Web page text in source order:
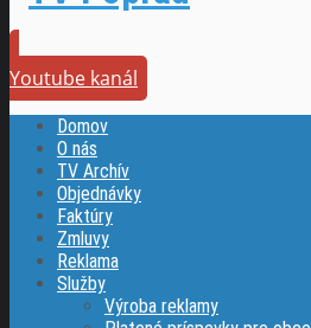
Youtube kanál
Domov
O nás
TV Archív
Objednávky
Faktúry
Zmluvy
Reklama
Služby
Výroba reklamy